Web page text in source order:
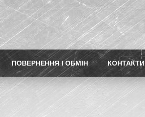
ПОВЕРНЕННЯ І ОБМІН КОНТАКТИ